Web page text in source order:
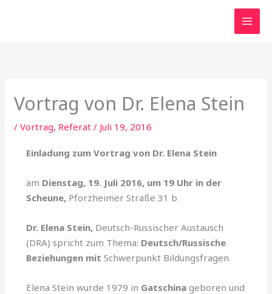
Vortrag von Dr. Elena Stein
/Vortrag, Referat / Juli 19, 2016
Einladung zum Vortrag von Dr. Elena Stein
am Dienstag, 19. Juli 2016, um 19 Uhr in der
Scheune, Pforzheimer Straße 31 b
Dr. Elena Stein, Deutsch-Russischer Austausch
(DRA) spricht zum Thema: Deutsch/Russische
Beziehungen mitSchwerpunkt Bildungsfragen.
Elena Stein wurde 1979 in Gatschinageboren und